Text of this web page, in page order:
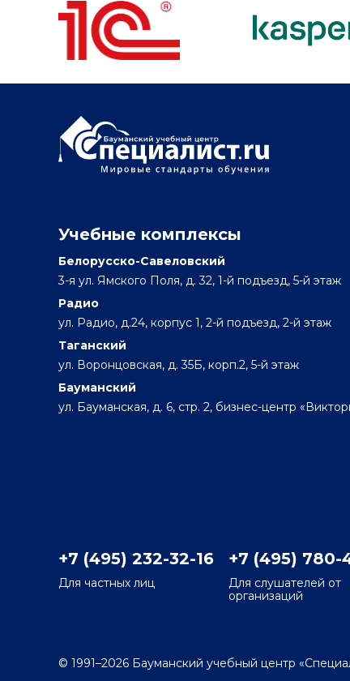
Учебные комплексы
Белорусско-Савеловский
3-я ул. Ямского Поля, д. 32, 1-й подъезд, 5-й этаж
Радио
ул. Радио, д.24, корпус 1, 2-й подъезд, 2-й этаж
Таганский
ул. Воронцовская, д. 35Б, корп.2, 5-й этаж
Бауманский
ул. Бауманская, д. 6, стр. 2, бизнес-центр
+7 (495) 232-32-16
Для частных лиц
+7 (495) 780-
Для слушателей от
организаций
© 1991–2026 Бауманский учебный центр